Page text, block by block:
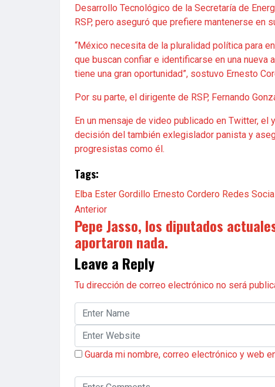
Desarrollo Tecnológico de la Secretaría de
RSP, pero aseguró que prefiere mantenerse en
“México necesita de la pluralidad política para
que buscan confiar e identificarse en una
tiene una gran oportunidad”, sostuvo Ernesto
Por su parte, el dirigente de RSP, Fernando
En un mensaje de video publicado en Twitter,
decisión del también exlegislador panista y
progresistas como él.
Tags:
Elba Ester Gordillo Ernesto Cordero Redes
Anterior
Pepe Jasso, los diputados
aportaron nada.
Leave a Reply
Tu dirección de correo electrónico no será
Guarda mi nombre, correo electrónico y web